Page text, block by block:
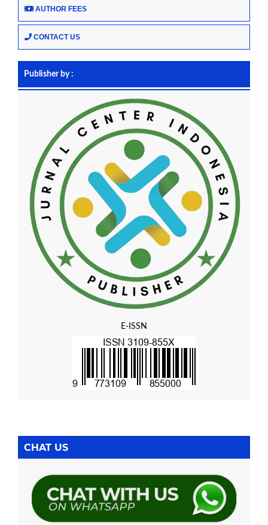
AUTHOR FEES
CONTACT US
Publisher by :
E-ISSN
CHAT US